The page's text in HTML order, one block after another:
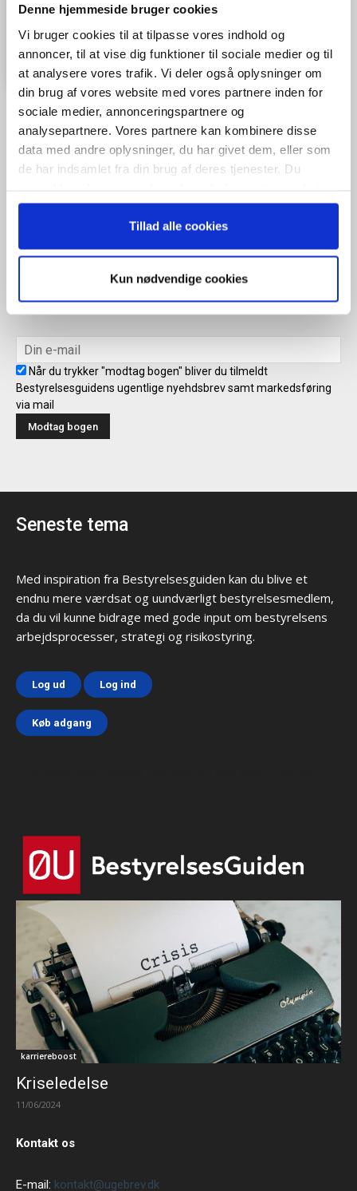
Denne hjemmeside bruger cookies
Vi bruger cookies til at tilpasse vores indhold og
annoncer, til at vise dig funktioner til sociale medier og til
at analysere vores trafik. Vi deler også oplysninger om
din brug af vores website med vores partnere inden for
sociale medier, annonceringspartnere og
analysepartnere. Vores partnere kan kombinere disse
data med andre oplysninger, du har givet dem, eller som
de har indsamlet fra din brug af deres tjenester. Du
anvende vores hjemmeside.
Tillad alle cookies
Kun nødvendige cookies
Når du trykker "modtag bogen" bliver du tilmeldt Bestyrelsesguidens
ugentlige nyhedsbrev samt markedsføring via mail.
Tilmeld
Modtag bogen direkte i din
mailboks
Når du trykker "modtag bogen" bliver du tilmeldt
Bestyrelsesguidens ugentlige nyehdsbrev samt markedsføring
via mail
Seneste tema
Med inspiration fra Bestyrelsesguiden kan du blive et
endnu mere værdsat og uundværligt bestyrelsesmedlem,
da du vil kunne bidrage med gode input om bestyrelsens
arbejdsprocesser, strategi og risikostyring.
Log ud Log ind
Køb adgang
karriereboost
Kriseledelse
11/06/2024
Kontakt os
E-mail: kontakt@ugebrev.dk